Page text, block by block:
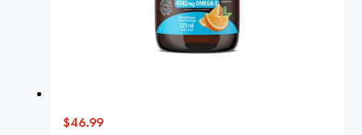
$46.99